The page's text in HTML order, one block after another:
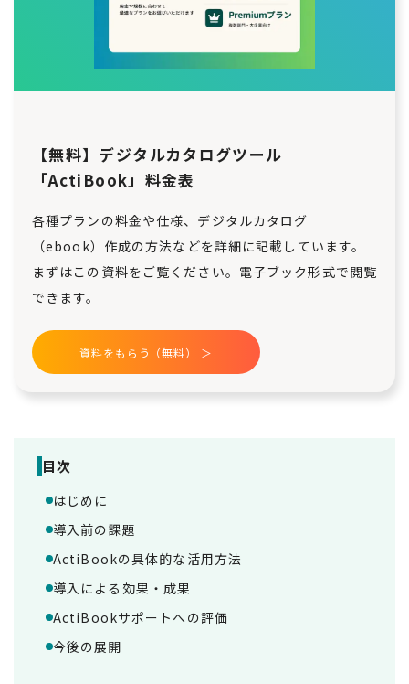
【無料】デジタルカタログツール
「ActiBook」料金表
各種プランの料金や仕様、デジタルカタログ
（ebook）作成の方法などを詳細に記載しています。
まずはこの資料をご覧ください。電子ブック形式で閲覧
できます。
資料をもらう（無料） ＞
目次
はじめに
導入前の課題
ActiBookの具体的な活用方法
導入による効果・成果
ActiBookサポートへの評価
今後の展開